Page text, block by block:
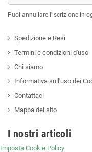
Puoi annullare l'iscrizione in
Spedizione e Resi
Termini e condizioni d'uso
Chi siamo
Informativa sull'uso dei
Contattaci
Mappa del sito
I
Imposta Cookie Policy